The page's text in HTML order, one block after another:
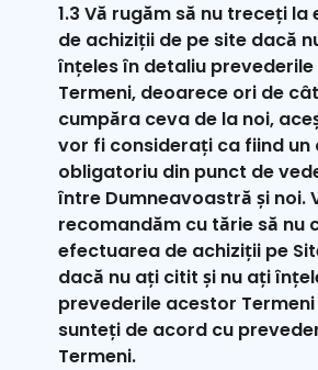
1.3 Vă rugăm să nu treceți
de achiziții de pe site dacă
înțeles în detaliu
Termeni, deoarece ori de
cumpăra ceva de la noi,
vor fi considerați ca fiind
obligatoriu din punct de
între Dumneavoastră și noi.
recomandăm cu tărie să nu
efectuarea de achiziții pe
dacă nu ați citit și nu ați
prevederile acestor
sunteți de acord cu
Termeni.